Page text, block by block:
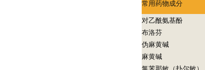
常用药物成分
对乙酰氨基酚
布洛芬
伪麻黄碱
麻黄碱